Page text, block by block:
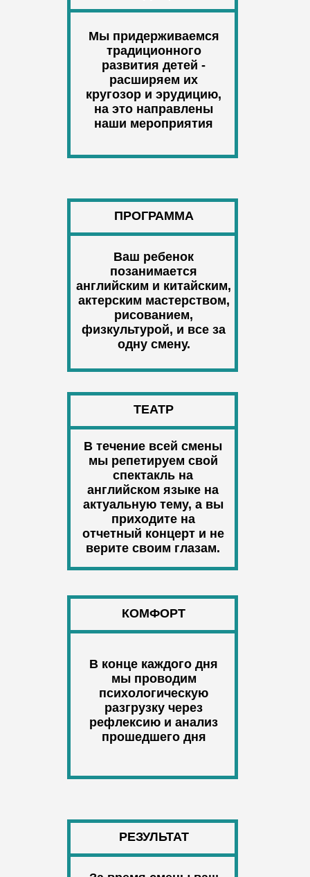
Мы придерживаемся
традиционного
развития детей -
расширяем их
кругозор и эрудицию,
на это направлены
наши мероприятия
Ваш ребенок
позанимается
английским и китайским,
актерским мастерством,
рисованием,
физкультурой, и все за
одну смену.
В течение всей смены
мы репетируем свой
спектакль на
английском языке на
актуальную тему, а вы
приходите на
отчетный концерт и не
верите своим глазам.
ПРОГРАММА
ТЕАТР
В конце каждого дня
мы проводим
психологическую
разгрузку через
рефлексию и анализ
прошедшего дня
КОМФОРТ
РЕЗУЛЬТАТ